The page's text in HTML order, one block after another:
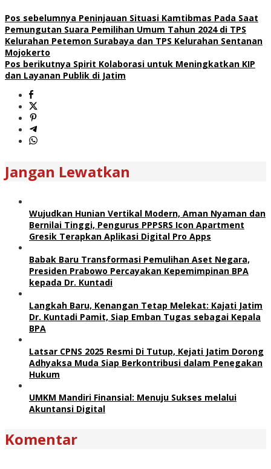
Pos sebelumnya Peninjauan Situasi Kamtibmas Pada Saat
Pemungutan Suara Pemilihan Umum Tahun 2024 di TPS
Kelurahan Petemon Surabaya dan TPS Kelurahan Sentanan
Mojokerto
Pos berikutnya Spirit Kolaborasi untuk Meningkatkan KIP
dan Layanan Publik di Jatim
Jangan Lewatkan
Wujudkan Hunian Vertikal Modern, Aman Nyaman dan
Bernilai Tinggi, Pengurus PPPSRS Icon Apartment
Gresik Terapkan Aplikasi Digital Pro Apps
Babak Baru Transformasi Pemulihan Aset Negara,
Presiden Prabowo Percayakan Kepemimpinan BPA
kepada Dr. Kuntadi
Langkah Baru, Kenangan Tetap Melekat: Kajati Jatim
Dr. Kuntadi Pamit, Siap Emban Tugas sebagai Kepala
BPA
Latsar CPNS 2025 Resmi Di Tutup, Kejati Jatim Dorong
Adhyaksa Muda Siap Berkontribusi dalam Penegakan
Hukum
UMKM Mandiri Finansial: Menuju Sukses melalui
Akuntansi Digital
Komentar